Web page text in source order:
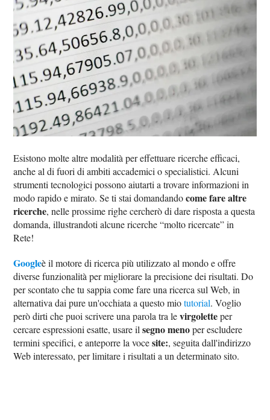
Esistono molte altre modalità per effettuare ricerche efficaci,
anche al di fuori di ambiti accademici o specialistici. Alcuni
strumenti tecnologici possono aiutarti a trovare informazioni in
modo rapido e mirato. Se ti stai domandandocome fare altre
ricerche, nelle prossime righe cercherò di dare risposta a questa
domanda, illustrandoti alcune ricerche “molto ricercate” in
Rete!
Googleè il motore di ricerca più utilizzato al mondo e offre
diverse funzionalità per migliorare la precisione dei risultati. Do
per scontato che tu sappia come fare una ricerca sul Web, in
alternativa dai pure un'occhiata a questo miotutorial. Voglio
però dirti che puoi scrivere una parola tra levirgoletteper
cercare espressioni esatte, usare ilsegno menoper escludere
termini specifici, e anteporre la vocesite:, seguita dall'indirizzo
Web interessato, per limitare i risultati a un determinato sito.